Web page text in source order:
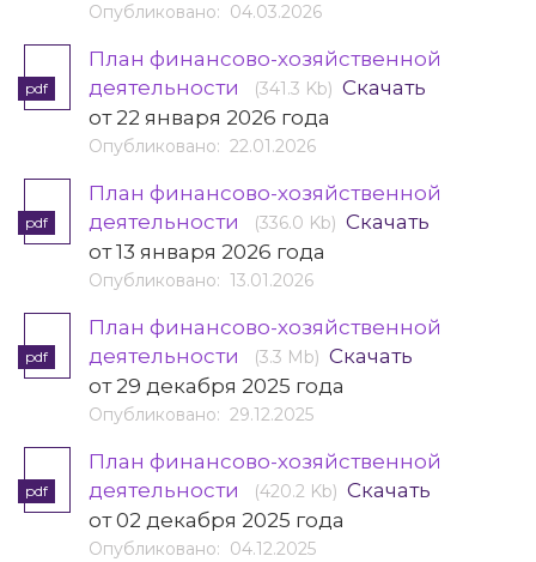
Опубликовано: 04.03.2026
pdf
План финансово-хозяйственной
деятельности
(341.3 Kb) Скачать
от 22 января 2026 года
Опубликовано: 22.01.2026
pdf
План финансово-хозяйственной
деятельности
(336.0 Kb) Скачать
от 13 января 2026 года
Опубликовано: 13.01.2026
pdf
План финансово-хозяйственной
деятельности
(3.3 Mb) Скачать
от 29 декабря 2025 года
Опубликовано: 29.12.2025
pdf
План финансово-хозяйственной
деятельности
(420.2 Kb) Скачать
от 02 декабря 2025 года
Опубликовано: 04.12.2025